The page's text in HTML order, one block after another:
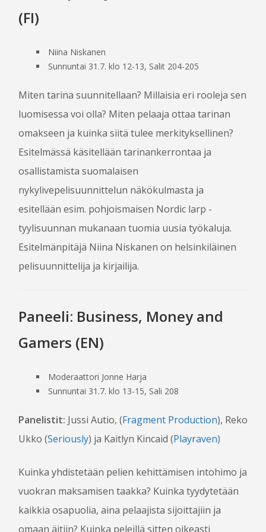
(FI)
Niina Niskanen
Sunnuntai 31.7. klo 12-13, Salit 204-205
Miten tarina suunnitellaan? Millaisia eri rooleja sen
luomisessa voi olla? Miten pelaaja ottaa tarinan
omakseen ja kuinka siitä tulee merkityksellinen?
Esitelmässä käsitellään tarinankerrontaa ja
osallistamista suomalaisen
nykylivepelisuunnittelun näkökulmasta ja
esitellään esim. pohjoismaisen Nordic larp -
tyylisuunnan mukanaan tuomia uusia työkaluja.
Esitelmänpitäjä Niina Niskanen on helsinkiläinen
pelisuunnittelija ja kirjailija.
Paneeli: Business, Money and
Gamers (EN)
Moderaattori Jonne Harja
Sunnuntai 31.7. klo 13-15, Sali 208
Panelistit: Jussi Autio, (Fragment Production), Reko
Ukko (Seriously) ja Kaitlyn Kincaid (Playraven)
Kuinka yhdistetään pelien kehittämisen intohimo ja
vuokran maksamisen taakka? Kuinka tyydytetään
kaikkia osapuolia, aina pelaajista sijoittajiin ja
omaan äitiin? Kuinka peleillä sitten oikeasti